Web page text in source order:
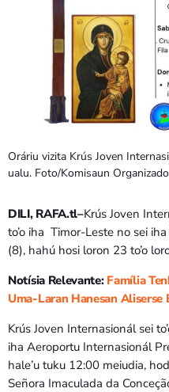
Oráriu vizita Krús Joven
ualu. Foto/Komisaun
DILI, RAFA.tl–Krús Joven
to’o iha Timor-Leste no sei
(8), hahú hosi loron 23 to’o
Notísia Relevante: Família
Uma-Laran Hanesan Aliserse
Krús Joven Internasionál sei
iha Aeroportu Internasionál
hale’u tuku 12:00 meiudia,
Señora Imaculada da